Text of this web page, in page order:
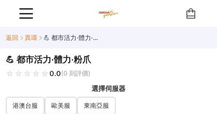
返回 異環 💪 都市活力·體力·粉爪
💪 都市活力·體力·粉爪
☆☆☆☆☆
★★★★★ 0.0(0 則評價)
選擇伺服器
港澳台服 歐美服 東南亞服